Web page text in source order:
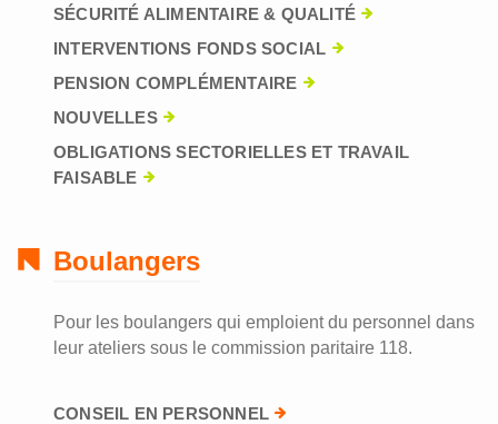
SÉCURITÉ ALIMENTAIRE & QUALITÉ
INTERVENTIONS FONDS SOCIAL
PENSION COMPLÉMENTAIRE
NOUVELLES
OBLIGATIONS SECTORIELLES ET TRAVAIL
FAISABLE
Boulangers
Pour les boulangers qui emploient du personnel dans
leur ateliers sous le commission paritaire 118.
CONSEIL EN PERSONNEL